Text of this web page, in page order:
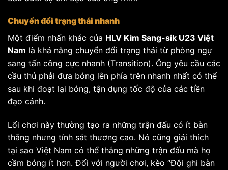
Chuyển đổi trạng thái nhanh
Một điểm nhấn khác của HLV Kim Sang-sik U23 Việt
Nam là khả năng chuyển đổi trạng thái từ phòng ngự
sang tấn công cực nhanh (Transition). Ông yêu cầu các
cầu thủ phải đưa bóng lên phía trên nhanh nhất có thể
sau khi đoạt lại bóng, tận dụng tốc độ của các tiền
đạo cánh.
Lối chơi này thường tạo ra những trận đấu có ít bàn
thắng nhưng tính sát thương cao. Nó cũng giải thích
tại sao Việt Nam có thể thắng những trận đấu mà họ
cầm bóng ít hơn. Đối với người chơi, kèo “Đội ghi bàn